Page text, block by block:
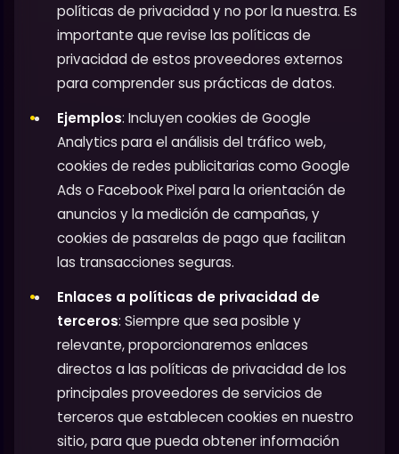
políticas de privacidad y no por la nuestra. Es
importante que revise las políticas de
privacidad de estos proveedores externos
para comprender sus prácticas de datos.
Ejemplos: Incluyen cookies de Google
Analytics para el análisis del tráfico web,
cookies de redes publicitarias como Google
Ads o Facebook Pixel para la orientación de
anuncios y la medición de campañas, y
cookies de pasarelas de pago que facilitan
las transacciones seguras.
Enlaces a políticas de privacidad de
terceros: Siempre que sea posible y
relevante, proporcionaremos enlaces
directos a las políticas de privacidad de los
principales proveedores de servicios de
terceros que establecen cookies en nuestro
sitio, para que pueda obtener información